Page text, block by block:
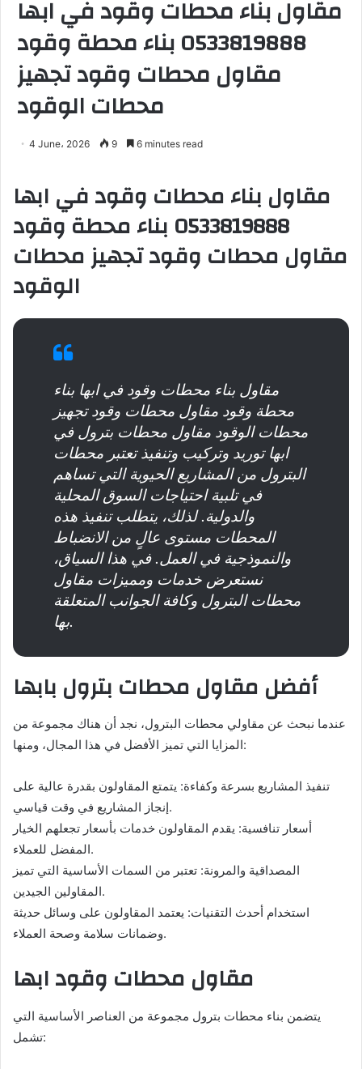
مقاول بناء محطات وقود في ابها
0533819888 بناء محطة وقود
مقاول محطات وقود تجهيز
محطات الوقود
4 June، 2026 9 6 minutes read
مقاول بناء محطات وقود في ابها
0533819888 بناء محطة وقود
مقاول محطات وقود تجهيز محطات
الوقود
مقاول بناء محطات وقود في ابها بناء
محطة وقود مقاول محطات وقود تجهيز
محطات الوقود مقاول محطات بترول في
ابها توريد وتركيب وتنفيذ تعتبر محطات
البترول من المشاريع الحيوية التي تساهم
في تلبية احتياجات السوق المحلية
والدولية. لذلك، يتطلب تنفيذ هذه
المحطات مستوى عالٍ من الانضباط
والنموذجية في العمل. في هذا السياق،
نستعرض خدمات ومميزات مقاول
محطات البترول وكافة الجوانب المتعلقة
بها.
أفضل مقاول محطات بترول بابها
عندما نبحث عن مقاولي محطات البترول، نجد أن هناك مجموعة من
المزايا التي تميز الأفضل في هذا المجال، ومنها:
تنفيذ المشاريع بسرعة وكفاءة: يتمتع المقاولون بقدرة عالية على
إنجاز المشاريع في وقت قياسي.
أسعار تنافسية: يقدم المقاولون خدمات بأسعار تجعلهم الخيار
المفضل للعملاء.
المصداقية والمرونة: تعتبر من السمات الأساسية التي تميز
المقاولين الجيدين.
استخدام أحدث التقنيات: يعتمد المقاولون على وسائل حديثة
وضمانات سلامة وصحة العملاء.
مقاول محطات وقود ابها
يتضمن بناء محطات بترول مجموعة من العناصر الأساسية التي
تشمل: